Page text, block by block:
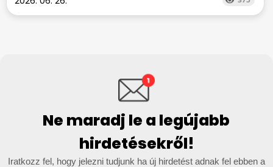
Ne maradj le a legújabb
hirdetésekről!
Iratkozz fel, hogy jelezni tudjunk ha új hirdetést adnak fel ebben a